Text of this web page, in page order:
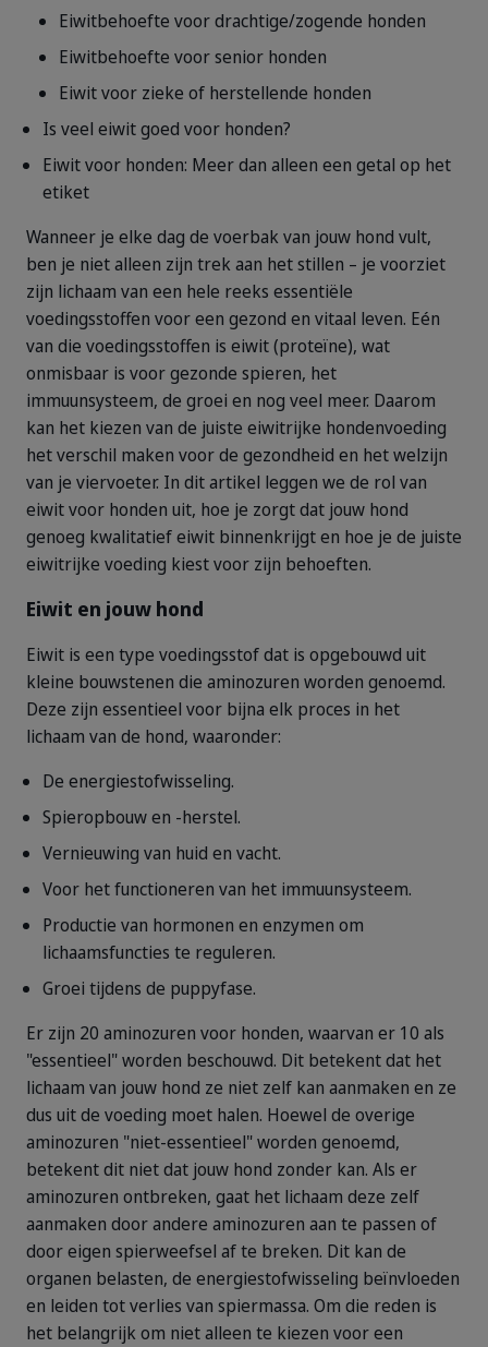
Eiwitbehoefte voor drachtige/zogende honden
Eiwitbehoefte voor senior honden
Eiwit voor zieke of herstellende honden
Is veel eiwit goed voor honden?
Eiwit voor honden: Meer dan alleen een getal op het
etiket
Wanneer je elke dag de voerbak van jouw hond vult,
ben je niet alleen zijn trek aan het stillen – je voorziet
zijn lichaam van een hele reeks essentiële
voedingsstoffen voor een gezond en vitaal leven. Eén
van die voedingsstoffen is eiwit (proteïne), wat
onmisbaar is voor gezonde spieren, het
immuunsysteem, de groei en nog veel meer. Daarom
kan het kiezen van de juiste eiwitrijke hondenvoeding
het verschil maken voor de gezondheid en het welzijn
van je viervoeter. In dit artikel leggen we de rol van
eiwit voor honden uit, hoe je zorgt dat jouw hond
genoeg kwalitatief eiwit binnenkrijgt en hoe je de juiste
eiwitrijke voeding kiest voor zijn behoeften.
Eiwit en jouw hond
Eiwit is een type voedingsstof dat is opgebouwd uit
kleine bouwstenen die aminozuren worden genoemd.
Deze zijn essentieel voor bijna elk proces in het
lichaam van de hond, waaronder:
De energiestofwisseling.
Spieropbouw en -herstel.
Vernieuwing van huid en vacht.
Voor het functioneren van het immuunsysteem.
Productie van hormonen en enzymen om
lichaamsfuncties te reguleren.
Groei tijdens de puppyfase.
Er zijn 20 aminozuren voor honden, waarvan er 10 als
"essentieel" worden beschouwd. Dit betekent dat het
lichaam van jouw hond ze niet zelf kan aanmaken en ze
dus uit de voeding moet halen. Hoewel de overige
aminozuren "niet-essentieel" worden genoemd,
betekent dit niet dat jouw hond zonder kan. Als er
aminozuren ontbreken, gaat het lichaam deze zelf
aanmaken door andere aminozuren aan te passen of
door eigen spierweefsel af te breken. Dit kan de
organen belasten, de energiestofwisseling beïnvloeden
en leiden tot verlies van spiermassa. Om die reden is
het belangrijk om niet alleen te kiezen voor een